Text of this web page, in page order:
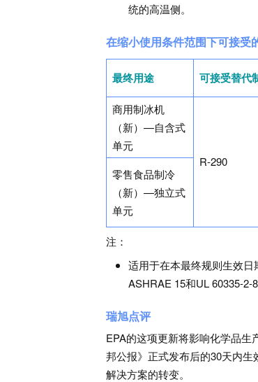
统的高温侧。
在缩小使用条件范围下可接受
最终用途 可接受替代
商用制冰机
（新）—自含式
单元
R-290
零售食品制冷
（新）—独立式
单元
注：
适用于在本最终规则生效
ASHRAE 15和UL 60335-2-
瑞旭点评
EPA的这项更新将影响化学品
邦公报》正式发布后的30天内
解决方案的转变。